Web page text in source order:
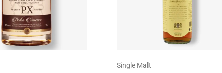
Single Malt